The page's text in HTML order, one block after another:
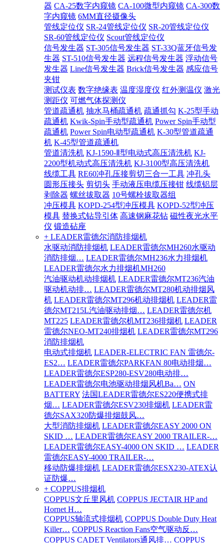
器 CA-25数字内窥镜 CA-100微型内窥镜 CA-300数
字内窥镜 6MM直径摄像头
管线定位仪 SR-24管线定位仪 SR-20管线定位仪
SR-60管线定位仪 Scout管线定位仪
信号发生器 ST-305信号发生器 ST-33Q蓝牙信号发
生器 ST-510信号发生器 远程信号发生器 浮动信号
发生器 Line信号发生器 Brick信号发生器 感应信号
夹钳
测试仪表 数字绝缘表 温度湿度仪 红外测温仪 激光
测距仪 可燃气体探测仪
管道疏通机 抽水马桶疏通机 疏通抓勾 K-25型手动
疏通机 Kwik-Spin手动型疏通机 Power Spin手动型
疏通机 Power Spin电动型疏通机 K-30型管道疏通
机 K-45型管道疏通机
管道清洗机 KJ-1590-Ⅱ型电动式高压清洗机 KJ-
2200型机动式高压清洗机 KJ-3100型高压清洗机
线缆工具 RE60冲孔压接剪切三合一工具 冲孔头
圆形压接头 剪切头 手动液压电缆压接钳 线缆铝层
剥除器 螺丝拔取器 10号螺栓拔取器组
冲压模具 KOPD-254型冲压模具 KOPD-52型冲压
模具 替换式钻导引体 高速钢麻花钻 磁性夜光水平
仪 锻造砧座
+ LEADER雷德尔消防排烟机
水驱动消防排烟机 LEADER雷德尔MH260水驱动
消防排烟… LEADER雷德尔MH236水力排烟机
LEADER雷德尔水力排烟机MH260
汽油驱动机动排烟机 LEADER雷德尔MT236汽油
驱动机动排… LEADER雷德尔MT280机动排烟风
机 LEADER雷德尔MT296机动排烟机 LEADER雷
德尔MT215L汽油驱动排烟… LEADER雷德尔机
MT225 LEADER雷德尔机MT236排烟机 LEADER
雷德尔NEO-MT240排烟机 LEADER雷德尔MT296
消防排烟机
电动式排烟机 LEADER-ELECTRIC FAN 雷德尔-
ES2… LEADER雷德尔PARKFAN 80电动排烟…
LEADER雷德尔ESP280-ESV280电动排…
LEADER雷德尔电池驱动排烟风机Ba… ON
BATTERY 法国LEADER雷德尔ES220便携式排
烟… LEADER雷德尔ESV230排烟机 LEADER雷
德尔SAX320防爆排烟鼓风…
大型消防排烟机 LEADER雷德尔EASY 2000 ON
SKID … LEADER雷德尔EASY 2000 TRAILER-…
LEADER雷德尔EASY-4000 ON SKID … LEADER
雷德尔EASY-4000 TRAILER-…
移动防爆排烟机 LEADER雷德尔ESX230-ATEX认
证防爆…
+ COPPUS排烟机
COPPUS文丘里风机 COPPUS JECTAIR HP and
Hornet H…
COPPUS轴流式排烟机 COPPUS Double Duty Heat
Killer… COPPUS Reaction Fans空气驱动反…
COPPUS CADET Ventilators通风排… COPPUS